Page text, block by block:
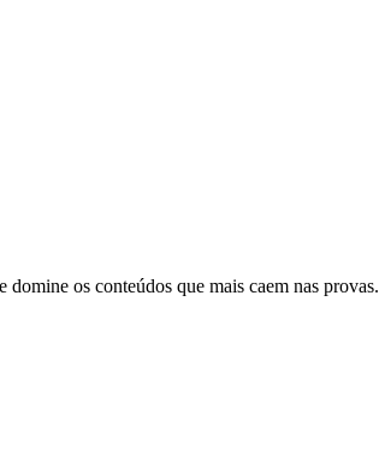
os conteúdos que mais caem nas provas.